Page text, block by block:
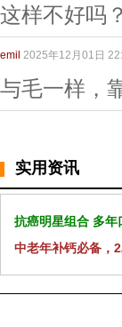
这样不好吗？
emil 2025年12月01日
与毛一样，
实用资讯
抗癌明星组合 多
中老年补钙必备，